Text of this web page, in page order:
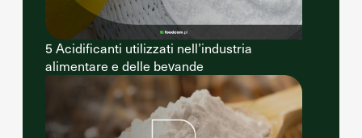
5 Acidificanti utilizzati nell’industria
alimentare e delle bevande